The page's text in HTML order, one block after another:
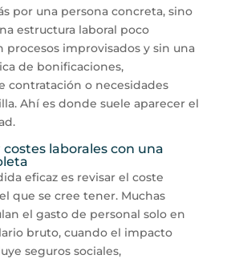
por una persona concreta, sino
estructura laboral poco
procesos improvisados y sin una
de bonificaciones,
contratación o necesidades
Ahí es donde suele aparecer el
laborales con una
eficaz es revisar el coste
que se cree tener. Muchas
el gasto de personal solo en
bruto, cuando el impacto
seguros sociales,